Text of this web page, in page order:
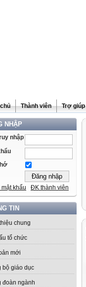
Thành viên Trợ giúp
NHẬP
nhập
mật khẩu ĐK thành viên
TIN
chung
tổ chức
mới
bộ giáo dục
đoàn ngành